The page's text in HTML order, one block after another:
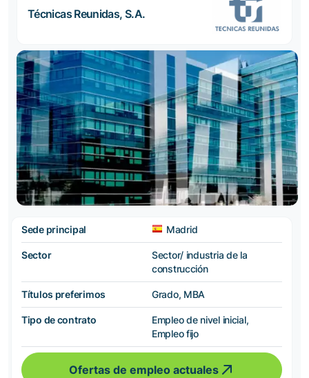
Técnicas Reunidas, S.A.
Sede principal Madrid
Sector
Sector/ industria de la
construcción
Títulos preferimos Grado, MBA
Tipo de contrato
Empleo de nivel inicial,
Empleo fijo
Ofertas de empleo actuales